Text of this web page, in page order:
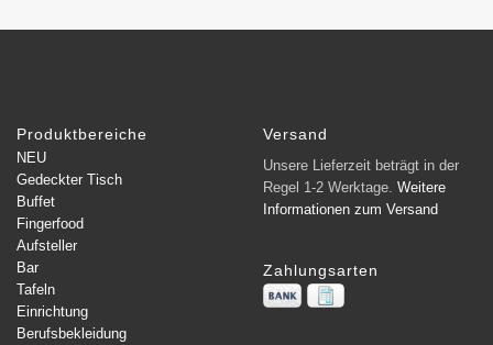
Produktbereiche
NEU
Gedeckter Tisch
Buffet
Fingerfood
Aufsteller
Bar
Tafeln
Einrichtung
Berufsbekleidung
Versand
Unsere Lieferzeit beträgt in der
Regel 1-2 Werktage. Weitere
Informationen zum Versand
Zahlungsarten